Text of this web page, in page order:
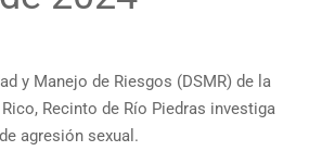
y Manejo de Riesgos (DSMR) de la
Recinto de Río Piedras investiga
agresión sexual.